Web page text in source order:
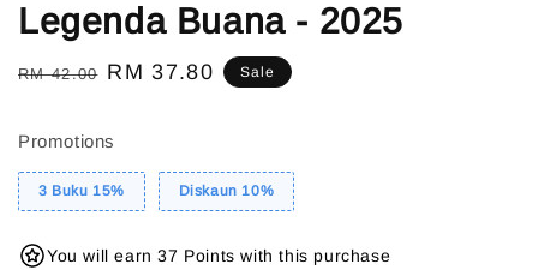
Legenda Buana - 2025
Regular
RM 42.00 Sale
RM 37.80 Sale
Promotions
3 Buku 15% Diskaun 10%
You will earn 37 Points with this purchase